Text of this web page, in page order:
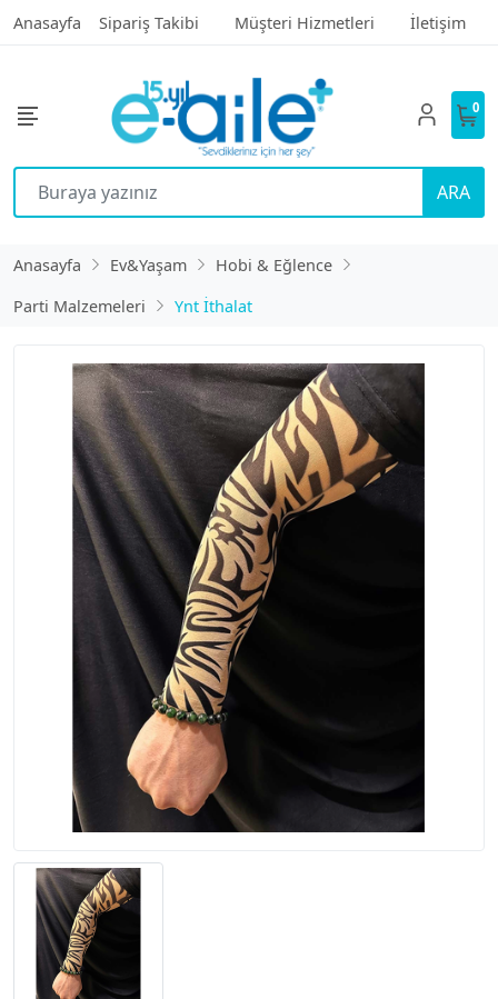
Anasayfa Sipariş Takibi Müşteri Hizmetleri İletişim
ARA
0
Anasayfa Ev&Yaşam
Hobi & Eğlence
Parti Malzemeleri
Ynt İthalat